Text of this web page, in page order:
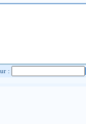
joueur :